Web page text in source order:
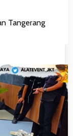
Tangerang